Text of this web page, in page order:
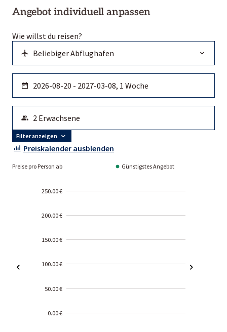
Angebot individuell anpassen
Wie willst du reisen?
Filter anzeigen
Preiskalender ausblenden
Preise pro Person ab Günstigstes Angebot
250.00 €
200.00 €
150.00 €
100.00 €
50.00 €
0.00 €